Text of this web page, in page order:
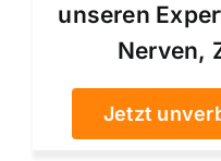
unseren
Nerven,
Jetzt